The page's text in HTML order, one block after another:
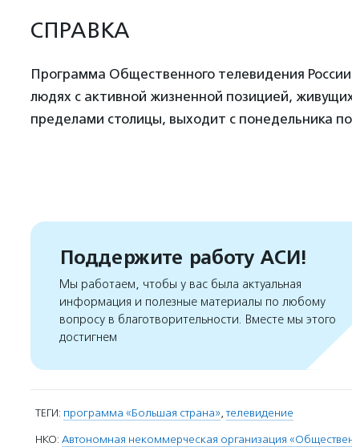
СПРАВКА
Программа Общественного телевидения
людях с активной жизненной позицией,
пределами столицы, выходит с понедельника по
Поддержите работу АСИ!
Мы работаем, чтобы у вас была актуальная
информация и полезные материалы по любому
вопросу в благотворительности. Вместе мы этого
достигнем
ТЕГИ: программа «Большая страна»,телевидение
НКО: Автономная некоммерческая организация